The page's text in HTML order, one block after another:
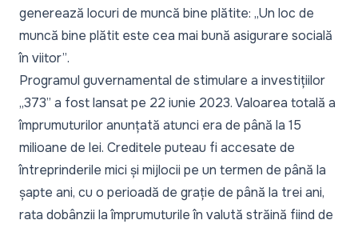
generează locuri de muncă bine plătite: „Un loc de
muncă bine plătit este cea mai bună asigurare socială
în viitor”.
Programul guvernamental de stimulare a investițiilor
„373” a fost lansat pe 22 iunie 2023. Valoarea totală a
împrumuturilor anunțată atunci era de până la 15
milioane de lei. Creditele puteau fi accesate de
întreprinderile mici și mijlocii pe un termen de până la
șapte ani, cu o perioadă de grație de până la trei ani,
rata dobânzii la împrumuturile în valută străină fiind de